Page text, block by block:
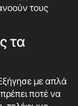
τους
τα
με απλά
ποτέ να